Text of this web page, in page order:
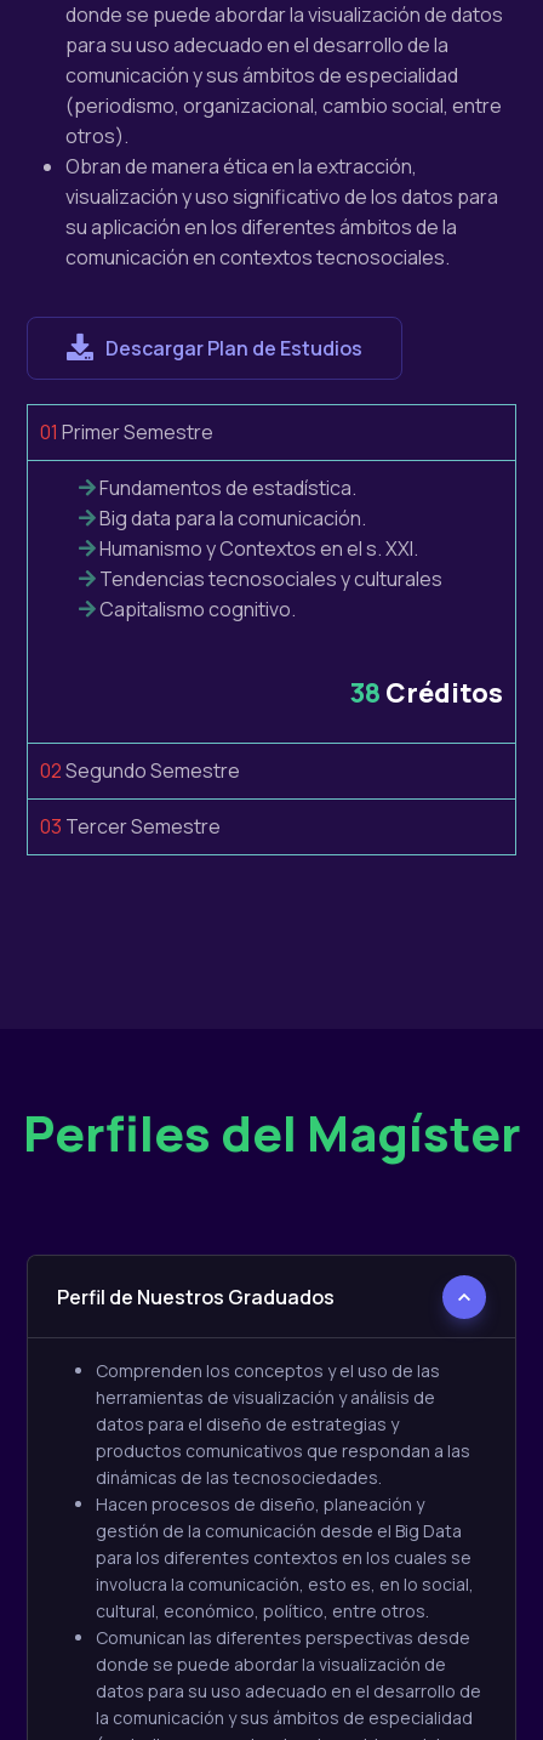
donde se puede abordar la visualización de datos
para su uso adecuado en el desarrollo de la
comunicación y sus ámbitos de especialidad
(periodismo, organizacional, cambio social, entre
otros).
Obran de manera ética en la extracción,
visualización y uso significativo de los datos para
su aplicación en los diferentes ámbitos de la
comunicación en contextostecnosociales.
Descargar Plan de Estudios
01 Primer Semestre
Fundamentos de estadística.
Big data para la comunicación.
Humanismo y Contextos en el s. XXI.
Tendenciastecnosocialesy culturales
Capitalismo cognitivo.
38 Créditos
02Segundo Semestre
03 Tercer Semestre
Perfiles del Magíster
Perfil de Nuestros Graduados
Comprenden los conceptos y el uso de las
herramientas de visualización y análisis de
datos para el diseño de estrategias y
productos comunicativos que respondan a las
dinámicas de las tecnosociedades.
Hacen procesos de diseño, planeación y
gestión de la comunicación desde el Big Data
para los diferentes contextos en los cuales se
involucra la comunicación, esto es, en lo social,
cultural, económico, político, entre otros.
Comunican las diferentes perspectivas desde
donde se puede abordar la visualización de
datos para su uso adecuado en el desarrollo de
la comunicación y sus ámbitos de especialidad